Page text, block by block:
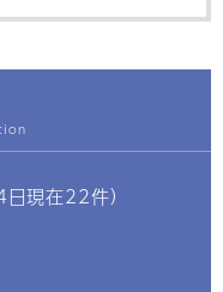
現在22件）